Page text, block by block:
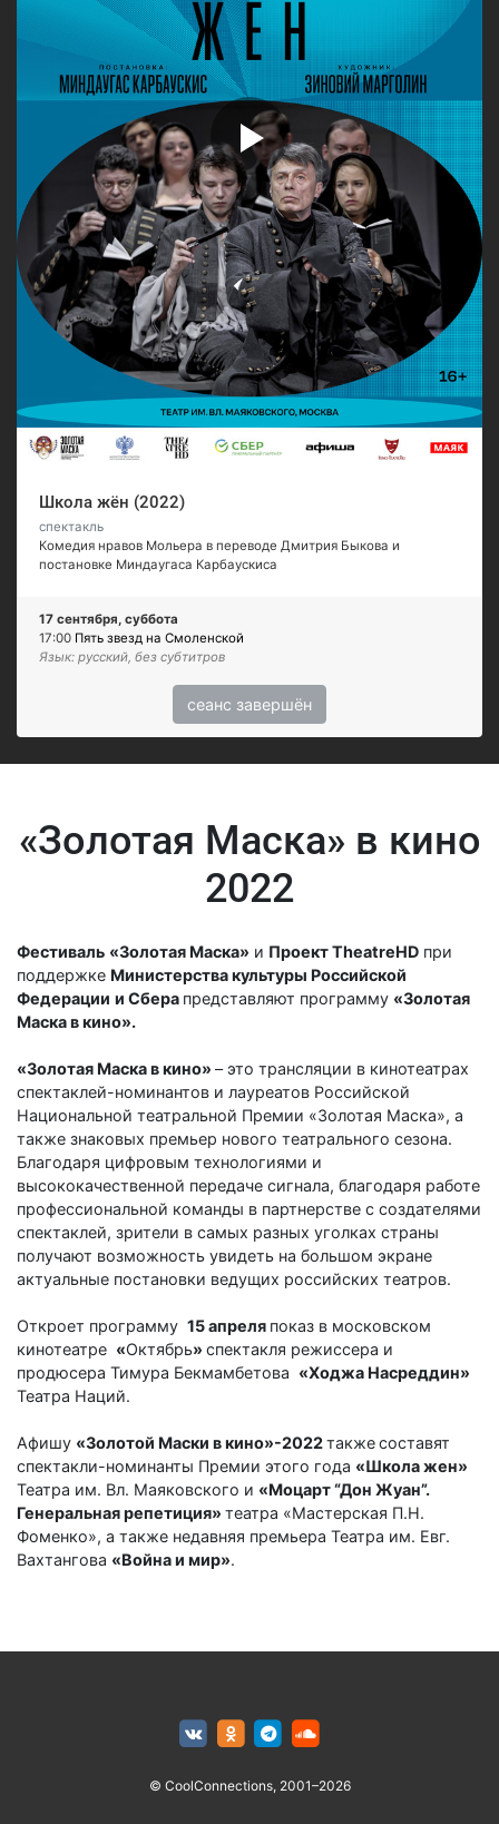
Школа жён (2022)
спектакль
Комедия нравов Мольера в переводе Дмитрия Быкова и
постановке Миндаугаса Карбаускиса
17 сентября, суббота
17:00 Пять звезд на Смоленской
Язык: русский, без субтитров
сеанс завершён
«Золотая Маска» в кино
2022
Фестиваль «Золотая Маска» и Проект TheatreHD при
поддержке Министерства культуры Российской
Федерации и Сбера представляют программу «Золотая
Маска в кино».
«Золотая Маска в кино» – это трансляции в кинотеатрах
спектаклей-номинантов и лауреатов Российской
Национальной театральной Премии «Золотая Маска», а
также знаковых премьер нового театрального сезона.
Благодаря цифровым технологиями и
высококачественной передаче сигнала, благодаря работе
профессиональной команды в партнерстве с создателями
спектаклей, зрители в самых разных уголках страны
получают возможность увидеть на большом экране
актуальные постановки ведущих российских театров.
Откроет программу 15 апреля показ в московском
кинотеатре «Октябрь» спектакля режиссера и
продюсера Тимура Бекмамбетова «Ходжа Насреддин»
Театра Наций.
Афишу «Золотой Маски в кино»-2022такжесоставят
спектакли-номинанты Премии этого года «Школа жен»
Театра им. Вл. Маяковского и «Моцарт “Дон Жуан”.
Генеральная репетиция» театра «Мастерская П.Н.
Фоменко», а также недавняя премьера Театра им. Евг.
Вахтангова «Война и мир».
© CoolConnections, 2001–2026